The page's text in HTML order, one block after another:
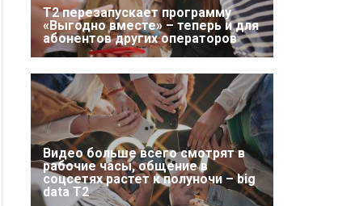
Т2 перезапускает программу
«Выгодно вместе» – теперь и для
абонентов других операторов
Видео больше всего смотрят в
рабочие часы, общение в
соцсетях растет к полуночи – big
data T2